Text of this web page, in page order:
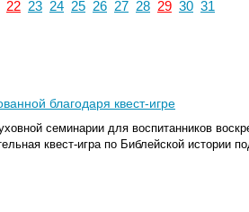
22 23 24 25 26 27 28 29 30 31
благодаря квест-игре
семинарии для воспитанников
квест-игра по Библейской истории